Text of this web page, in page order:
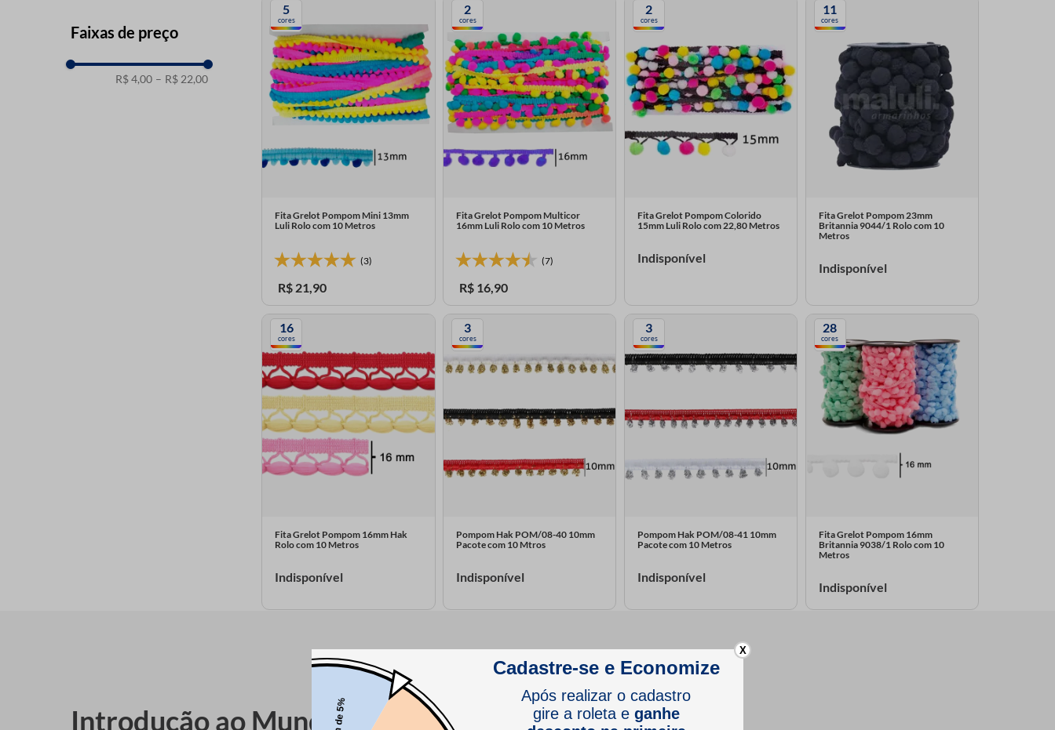
Faixas de preço
R$ 4,00 – R$ 22,00
5
cores
Fita Grelot Pompom Mini 13mm
Luli Rolo com 10 Metros
(3)
R$ 21,90
2
cores
Fita Grelot Pompom Multicor
16mm Luli Rolo com 10 Metros
(7)
R$ 16,90
2
cores
Fita Grelot Pompom Colorido
15mm Luli Rolo com 22,80 Metros
Indisponível
11
cores
Fita Grelot Pompom 23mm
Britannia 9044/1 Rolo com 10
Metros
Indisponível
16
cores
Fita Grelot Pompom 16mm Hak
Rolo com 10 Metros
Indisponível
3
cores
Pompom Hak POM/08-40 10mm
Pacote com 10 Mtros
Indisponível
3
cores
Pompom Hak POM/08-41 10mm
Pacote com 10 Metros
Indisponível
28
cores
Fita Grelot Pompom 16mm
Britannia 9038/1 Rolo com 10
Metros
Indisponível
Introdução ao Mundo Colorido das Fitas de Pompom
X